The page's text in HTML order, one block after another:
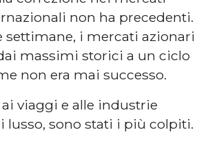
non ha precedenti.
settimane, i mercati azionari
massimi storici a un ciclo
non era mai successo.
viaggi e alle industrie
lusso, sono stati i più colpiti.